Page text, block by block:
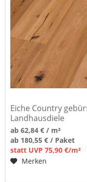
Eiche Country
Landhausdiele
ab 62,84 € / m²
ab 180,55 € / Paket
statt UVP 75,90 €/m²
Merken